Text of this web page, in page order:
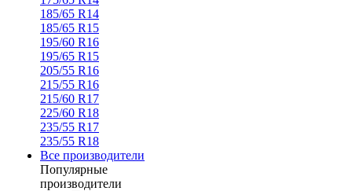
185/65 R14
185/65 R15
195/60 R16
195/65 R15
205/55 R16
215/55 R16
215/60 R17
225/60 R18
235/55 R17
235/55 R18
Все производители
Популярные
производители